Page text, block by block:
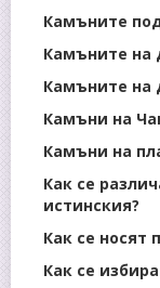
Камъните
Камъните на
Камъните на
Камъни на
Камъни на
Как се
истинския?
Как се носят
Как се